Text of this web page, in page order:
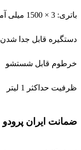
باتری: 3 × 1500 میلی آمپر
دستگیره قابل جدا شدن
خرطوم قابل شستشو
ظرفیت حداکثر 1 لیتر
ضمانت ایران پرودو